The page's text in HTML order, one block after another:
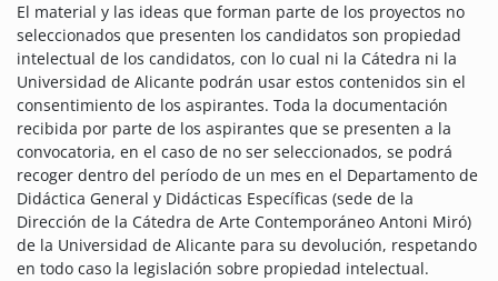
El material y las ideas que forman parte de los proyectos no
seleccionados que presenten los candidatos son propiedad
intelectual de los candidatos, con lo cual ni la Cátedra ni la
Universidad de Alicante podrán usar estos contenidos sin el
consentimiento de los aspirantes. Toda la documentación
recibida por parte de los aspirantes que se presenten a la
convocatoria, en el caso de no ser seleccionados, se podrá
recoger dentro del período de un mes en el Departamento de
Didáctica General y Didácticas Específicas (sede de la
Dirección de la Cátedra de Arte Contemporáneo Antoni Miró)
de la Universidad de Alicante para su devolución, respetando
en todo caso la legislación sobre propiedad intelectual.